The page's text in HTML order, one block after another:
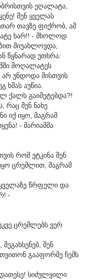
ეღალატა,
შენ ყველას
თავზე ფიქრობ, ამ
ხარ!! - მხოლოდ
მიუახლოვდა,
წყნარად უთხრა:
მოღალატეს
არ უნდოდა მისთვის
ხმას აუწია.
ქალს გაიმეტებდა?!
რაც შენ ნახე
იქ იყო, მაგრამ
- მარიამმა
რომ ეტკინა შენ
ცრემლით, მაგრამ
წრფელი და
-
ცრემლებს ვერ
შენ
გააფორმე ჩემს
სიძულვილი